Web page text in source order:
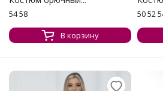
54 58
В корзину
50 52